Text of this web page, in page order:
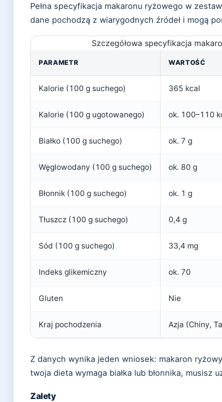
Pełna specyfikacja makaronu ryżowego w
dane pochodzą z wiarygodnych źródeł i mogą
Szczegółowa specyfikacja
PARAMETR WARTOŚĆ
Kalorie (100 g suchego) 365 kcal
Kalorie (100 g ugotowanego) ok. 100–110
Białko (100 g suchego) ok. 7 g
Węglowodany (100 g suchego) ok. 80 g
Błonnik (100 g suchego) ok. 1 g
Tłuszcz (100 g suchego) 0,4 g
Sód (100 g suchego) 33,4 mg
Indeks glikemiczny ok. 70
Gluten Nie
Kraj pochodzenia Azja (Chiny,
Z danych wynika jeden wniosek: makaron
twoja dieta wymaga białka lub błonnika, musisz
Zalety